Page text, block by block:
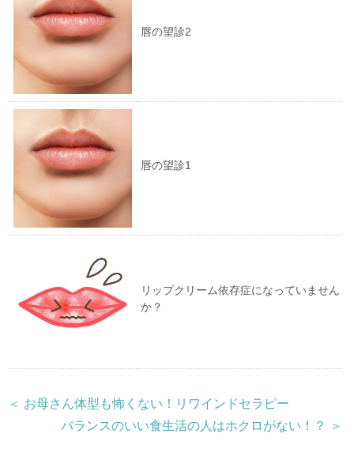
唇の望診2
唇の望診1
リップクリーム依存症になっていません
か？
＜ お母さん体型も怖くない！リワインドセラピー
バランスのいい食生活の人はホクロがない！？ ＞